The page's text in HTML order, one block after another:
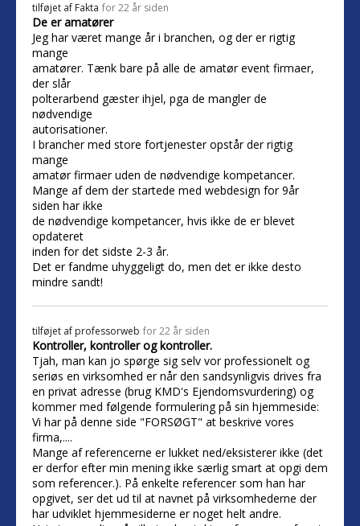
tilføjet af Fakta for 22 år siden
De er amatører
Jeg har været mange år i branchen, og der er rigtig
mange
amatører. Tænk bare på alle de amatør event firmaer,
der slår
polterarbend gæster ihjel, pga de mangler de
nødvendige
autorisationer.
I brancher med store fortjenester opstår der rigtig
mange
amatør firmaer uden de nødvendige kompetancer.
Mange af dem der startede med webdesign for 9år
siden har ikke
de nødvendige kompetancer, hvis ikke de er blevet
opdateret
inden for det sidste 2-3 år.
Det er fandme uhyggeligt do, men det er ikke desto
mindre sandt!
tilføjet af professorweb for 22 år siden
Kontroller, kontroller og kontroller.
Tjah, man kan jo spørge sig selv vor professionelt og
seriøs en virksomhed er når den sandsynligvis drives fra
en privat adresse (brug KMD's Ejendomsvurdering) og
kommer med følgende formulering på sin hjemmeside:
Vi har på denne side "FORSØGT" at beskrive vores
firma,....
Mange af referencerne er lukket ned/eksisterer ikke (det
er derfor efter min mening ikke særlig smart at opgi dem
som referencer.). På enkelte referencer som han har
opgivet, ser det ud til at navnet på virksomhederne der
har udviklet hjemmesiderne er noget helt andre.